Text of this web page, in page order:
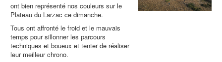
ont bien représenté nos couleurs sur le
Plateau du Larzac ce dimanche.
Tous ont affronté le froid et le mauvais
temps pour sillonner les parcours
techniques et boueux et tenter de réaliser
leur meilleur chrono.